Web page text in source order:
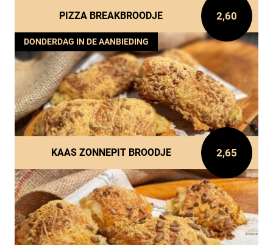
PIZZA BREAKBROODJE 2,60
DONDERDAG IN DE AANBIEDING
KAAS ZONNEPIT BROODJE 2,65